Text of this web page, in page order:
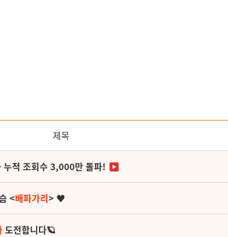
제목
적 조회수 3,000만 돌파!
<배파가리> ♥
도전합니다🪐